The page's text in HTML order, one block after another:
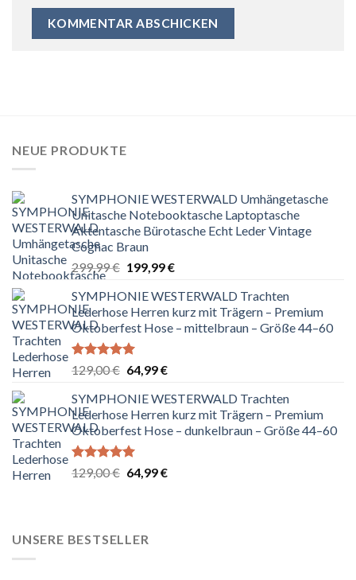
NEUE PRODUKTE
SYMPHONIE WESTERWALD Umhängetasche
Unitasche Notebooktasche Laptoptasche
Aktentasche Bürotasche Echt Leder Vintage
Cognac Braun
299,99€ Ursprünglicher
war:
299,99 €
199,99€Aktueller
ist:
199,99 €.
SYMPHONIE WESTERWALD Trachten
Lederhose Herren kurz mit Trägern – Premium
Oktoberfest Hose – mittelbraun – Größe 44–60
Bewertet
5.00
von 5
129,00€ Ursprünglicher
war:
129,00 €
64,99€Aktueller
ist:
64,99 €.
SYMPHONIE WESTERWALD Trachten
Lederhose Herren kurz mit Trägern – Premium
Oktoberfest Hose – dunkelbraun – Größe 44–60
Bewertet
5.00
129,00€ Ursprünglicher
64,99€Aktueller
UNSERE BESTSELLER